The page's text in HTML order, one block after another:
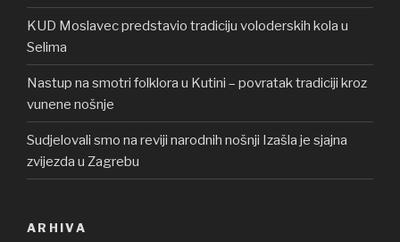
KUD Moslavec predstavio tradiciju voloderskih kola u
Selima
Nastup na smotri folklora u Kutini – povratak tradiciji kroz
vunene nošnje
Sudjelovali smo na reviji narodnih nošnji Izašla je sjajna
zvijezda u Zagrebu
ARHIVA